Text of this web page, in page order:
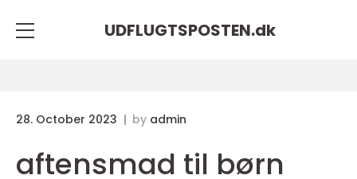
UDFLUGTSPOSTEN.dk
28. October 2023 by admin
aftensmad til børn